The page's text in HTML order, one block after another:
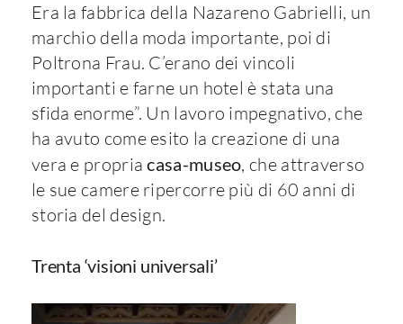
Era la fabbrica della Nazareno Gabrielli, un
marchio della moda importante, poi di
Poltrona Frau. C’erano dei vincoli
importanti e farne un hotel è stata una
sfida enorme”. Un lavoro impegnativo, che
ha avuto come esito la creazione di una
vera e propriacasa-museo, che attraverso
le sue camere ripercorre più di 60 anni di
storia del design.
Trenta ‘visioni universali’